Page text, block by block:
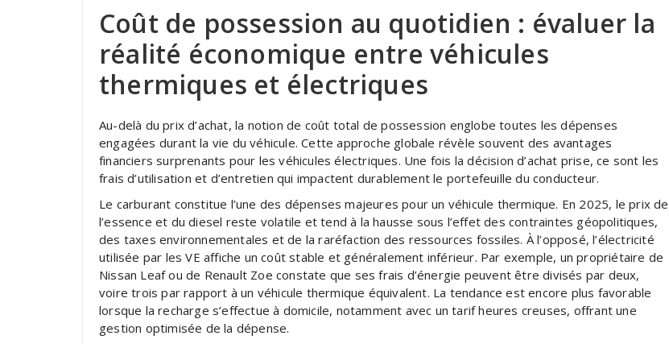
Coût de possession au quotidien : évaluer la
réalité économique entre véhicules
thermiques et électriques
Au-delà du prix d’achat, la notion de coût total de possession englobe toutes les dépenses
engagées durant la vie du véhicule. Cette approche globale révèle souvent des avantages
financiers surprenants pour les véhicules électriques. Une fois la décision d’achat prise, ce sont les
frais d’utilisation et d’entretien qui impactent durablement le portefeuille du conducteur.
Le carburant constitue l’une des dépenses majeures pour un véhicule thermique. En 2025, le prix de
l’essence et du diesel reste volatile et tend à la hausse sous l’effet des contraintes géopolitiques,
des taxes environnementales et de la raréfaction des ressources fossiles. À l’opposé, l’électricité
utilisée par les VE affiche un coût stable et généralement inférieur. Par exemple, un propriétaire de
Nissan Leaf ou de Renault Zoe constate que ses frais d’énergie peuvent être divisés par deux,
voire trois par rapport à un véhicule thermique équivalent. La tendance est encore plus favorable
lorsque la recharge s’effectue à domicile, notamment avec un tarif heures creuses, offrant une
gestion optimisée de la dépense.